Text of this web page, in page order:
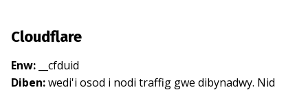
Cloudflare
Enw: __cfduid
Diben:wedi'i osod i nodi traffig gwe dibynadwy. Nid